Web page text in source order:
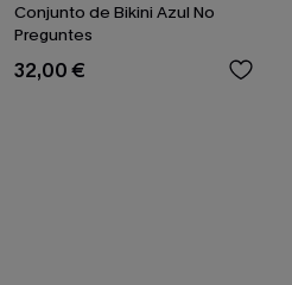
Conjunto de Bikini Azul No
Preguntes
32,00 €